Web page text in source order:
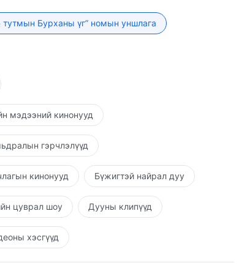
үүний урьдын үйлдлүүдийг өршөөхгүй,
туршид үйлдсэн нүгэл нэг бүрийнх нь
өчүүхэн төдий ч хэлтрүүлэхгүй,
тутмын Бурханы үг” номын уншлага
мэдээний кинонууд
гэрчлэлүүд
кинонууд Бүжигтэй найрал дуу
цуврал шоу Дууны клипүүд
хэсгүүд